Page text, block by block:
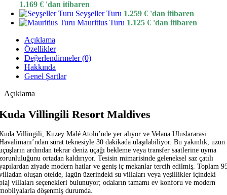
1.169 € 'dan itibaren
Seyşeller Turu 1.259 € 'dan itibaren
Mauritius Turu 1.125 € 'dan itibaren
Açıklama
Özellikler
Değerlendirmeler (0)
Hakkında
Genel Şartlar
Açıklama
Villingili Resort Maldives
Villingili, Kuzey Malé Atolü’nde yer alıyor ve Velana Uluslararası
sürat teknesiyle 30 dakikada ulaşılabiliyor. Bu yakınlık, uzun
ardından tekrar deniz uçağı bekleme veya transfer saatlerine uyma
ortadan kaldırıyor. Tesisin mimarisinde geleneksel saz çatılı
ziyade modern hatlar ve geniş iç mekanlar tercih edilmiş. Toplam
oluşan otelde, lagün üzerindeki su villaları veya yeşillikler içindeki
villaları seçenekleri bulunuyor; odaların tamamı ev konforu ve modern
döşenmiş durumda.